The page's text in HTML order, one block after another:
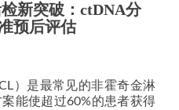
新突破：ctDNA分
预后评估
）是最常见的非霍奇金淋
能使超过60%的患者获得